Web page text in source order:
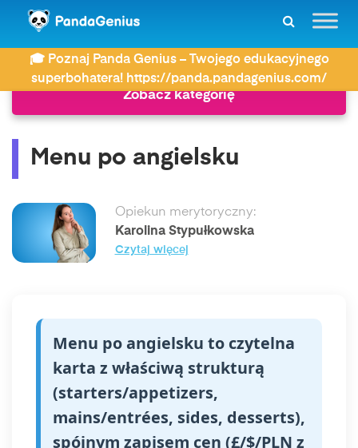
🎓 Poznaj Panda Genius – Twojego edukacyjnego
superbohatera! https://panda.pandagenius.com/
ZDAY Język angielski Menu po angielsku
Zobacz kategorię
Menu po angielsku
Opiekun merytoryczny:
Karolina Stypułkowska
Czytaj więcej
Menu po angielsku to czytelna
karta z właściwą strukturą
(starters/appetizers,
mains/entrées, sides, desserts),
spójnym zapisem cen (£/$/PLN z